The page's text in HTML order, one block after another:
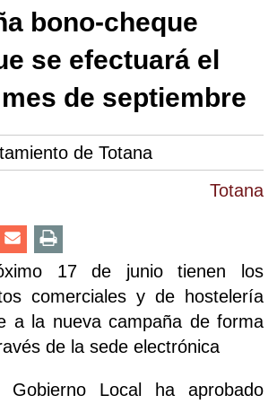
Totana
bono-cheque
se efectuará el
de septiembre
de Totana
17 de junio tienen los
comerciales y de hostelería
a la nueva campaña de forma
de la sede electrónica
Local ha aprobado